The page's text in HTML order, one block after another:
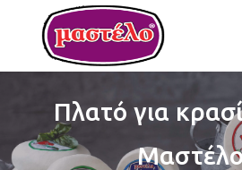
Πλατό για